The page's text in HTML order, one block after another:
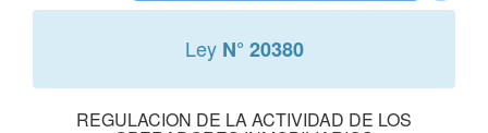
Ley N° 20380
REGULACION DE LA ACTIVIDAD DE LOS